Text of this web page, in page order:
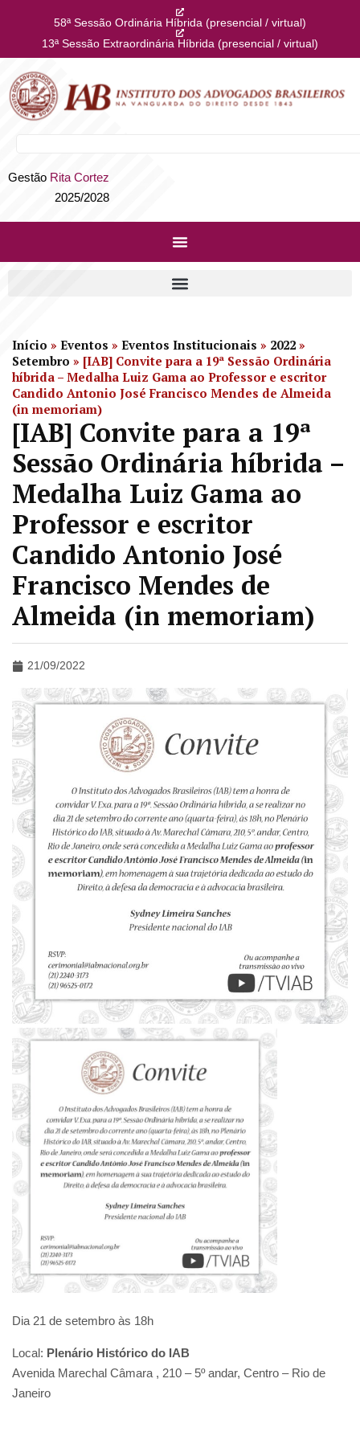
58ª Sessão Ordinária Híbrida (presencial / virtual)
13ª Sessão Extraordinária Híbrida (presencial / virtual)
Gestão Rita Cortez
2025/2028
Início » Eventos » Eventos Institucionais » 2022 »
Setembro » [IAB] Convite para a 19ª Sessão Ordinária
híbrida – Medalha Luiz Gama ao Professor e escritor
Candido Antonio José Francisco Mendes de Almeida
(in memoriam)
[IAB] Convite para a 19ª
Sessão Ordinária híbrida –
Medalha Luiz Gama ao
Professor e escritor
Candido Antonio José
Francisco Mendes de
Almeida (in memoriam)
21/09/2022
Dia 21 de setembro às 18h
Local: Plenário Histórico do IAB
Avenida Marechal Câmara , 210 – 5º andar, Centro – Rio de
Janeiro